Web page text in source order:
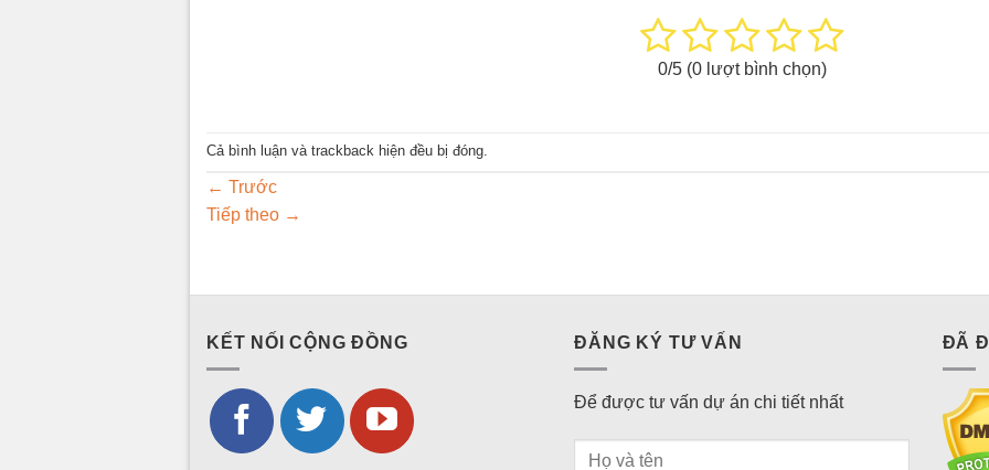
0/5 (0lượt bình chọn)
Cả bình luận và trackback hiện đều bị đóng.
← Trước
Tiếp theo →
KẾT NỐI CỘNG ĐỒNG ĐĂNG KÝ TƯ VẤN
Để được tư vấn dự án chi tiết nhất
ĐÃ